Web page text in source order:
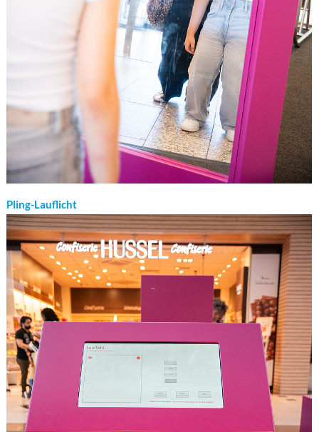
Pling-Lauflicht